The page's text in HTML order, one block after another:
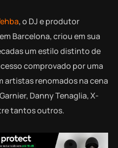
, o DJ e produtor
Barcelona, criou em sua
um estilo distinto de
comprovado por uma
artistas renomados na cena
Danny Tenaglia, X-
tantos outros.